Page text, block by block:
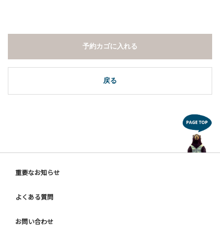
戻る
予約カゴに入れる
重要なお知らせ
よくある質問
お問い合わせ